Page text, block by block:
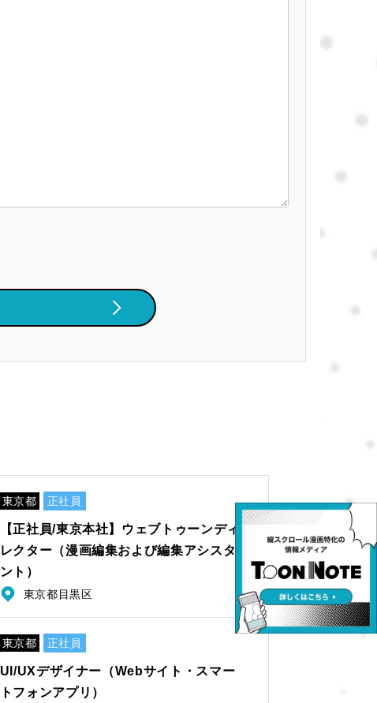
東京都 正社員
【正社員/東京本社】ウェブトゥーンディ
レクター（漫画編集および編集アシスタ
ント）
東京都目黒区
東京都 正社員
UI/UXデザイナー（Webサイト・スマー
トフォンアプリ）